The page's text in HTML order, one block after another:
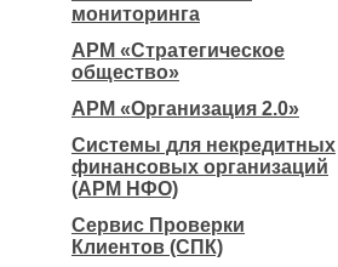
мониторинга
АРМ «Стратегическое
общество»
АРМ «Организация 2.0»
Системы для некредитных
финансовых организаций
(АРМ НФО)
Сервис Проверки
Клиентов (СПК)